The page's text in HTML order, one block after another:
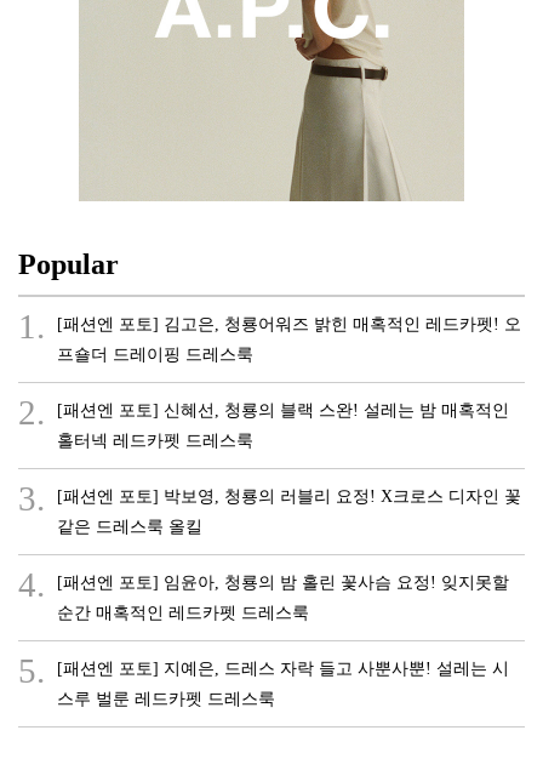
Popular
1.
[패션엔 포토] 김고은, 청룡어워즈 밝힌 매혹적인 레드카펫! 오
프숄더 드레이핑 드레스룩
2.
[패션엔 포토] 신혜선, 청룡의 블랙 스완! 설레는 밤 매혹적인
홀터넥 레드카펫 드레스룩
3.
[패션엔 포토] 박보영, 청룡의 러블리 요정! X크로스 디자인 꽃
같은 드레스룩 올킬
4.
[패션엔 포토] 임윤아, 청룡의 밤 홀린 꽃사슴 요정! 잊지못할
순간 매혹적인 레드카펫 드레스룩
5.
[패션엔 포토] 지예은, 드레스 자락 들고 사뿐사뿐! 설레는 시
스루 벌룬 레드카펫 드레스룩